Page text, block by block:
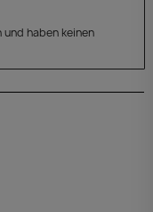
haben keinen